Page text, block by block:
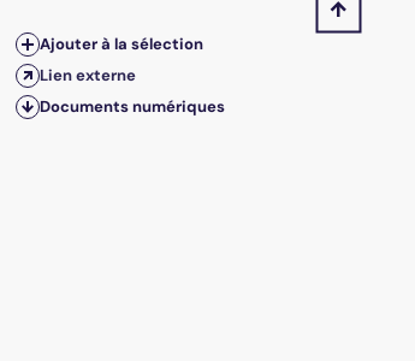
Ajouter à la sélection
Lien externe
Documents numériques